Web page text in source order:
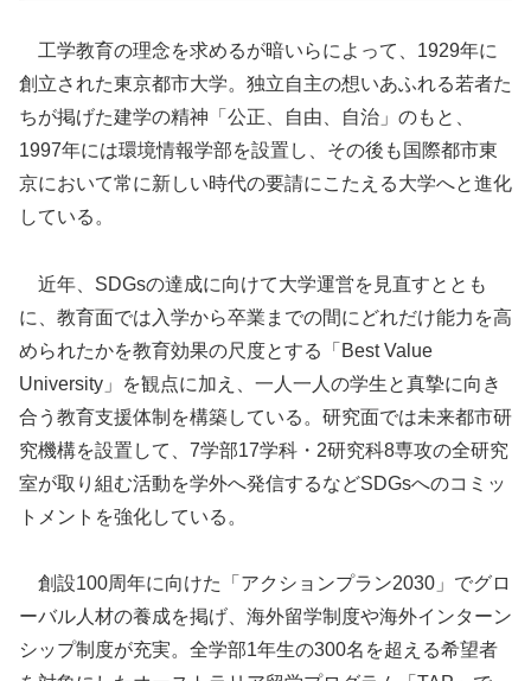
工学教育の理念を求めるが暗いらによって、1929年に
創立された東京都市大学。独立自主の想いあふれる若者た
ちが掲げた建学の精神「公正、自由、自治」のもと、
1997年には環境情報学部を設置し、その後も国際都市東
京において常に新しい時代の要請にこたえる大学へと進化
している。
近年、SDGsの達成に向けて大学運営を見直すととも
に、教育面では入学から卒業までの間にどれだけ能力を高
められたかを教育効果の尺度とする「Best Value
University」を観点に加え、一人一人の学生と真摯に向き
合う教育支援体制を構築している。研究面では未来都市研
究機構を設置して、7学部17学科・2研究科8専攻の全研究
室が取り組む活動を学外へ発信するなどSDGsへのコミッ
トメントを強化している。
創設100周年に向けた「アクションプラン2030」でグロ
ーバル人材の養成を掲げ、海外留学制度や海外インターン
シップ制度が充実。全学部1年生の300名を超える希望者